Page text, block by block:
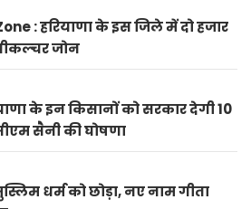
: हरियाणा के इस जिले में दो हजार
जोन
के इन किसानों को सरकार देगी 10
सैनी की घोषणा
धर्म को छोड़ा, नए नाम गीता